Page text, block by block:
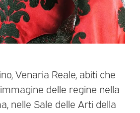
Venaria Reale, abiti che
delle regine nella
nelle Sale delle Arti della